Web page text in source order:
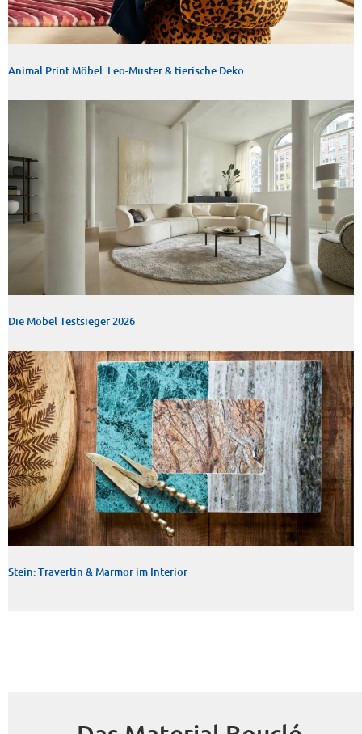
Animal Print Möbel: Leo-Muster & tierische Deko
Die Möbel Testsieger 2026
Stein: Travertin & Marmor im Interior